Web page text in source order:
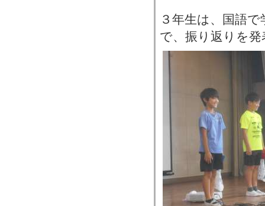
３年生は、国語
で、振り返りを